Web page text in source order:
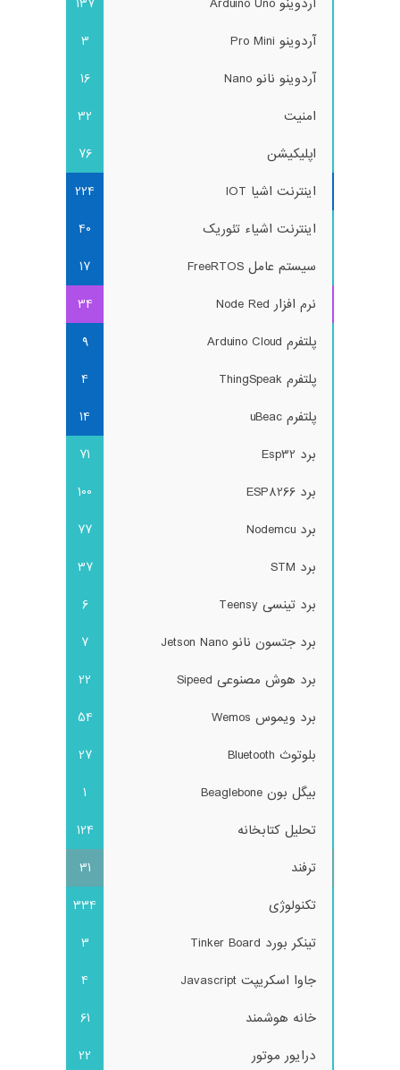
آردوینو Arduino Uno
137
آردوینو Pro Mini
3
آردوینو نانو Nano
16
امنیت
32
اپلیکیشن
76
اینترنت اشیا IOT
224
اینترنت اشیاء تئوریک
40
سیستم عامل FreeRTOS
17
نرم افزار Node Red
34
پلتفرم Arduino Cloud
9
پلتفرم ThingSpeak
4
پلتفرم uBeac
14
برد Esp32
71
برد ESP8266
100
برد Nodemcu
77
برد STM
37
برد تینسی Teensy
6
برد جتسون نانو Jetson Nano
7
برد هوش مصنوعی Sipeed
22
برد ویموس Wemos
54
بلوتوث Bluetooth
27
بیگل بون Beaglebone
1
تحلیل کتابخانه
124
ترفند
31
تکنولوژی
334
تینکر بورد Tinker Board
3
جاوا اسکریپت Javascript
4
خانه هوشمند
61
درایور موتور
22